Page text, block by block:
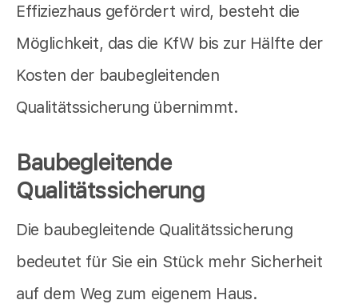
Effiziezhaus gefördert wird, besteht die
Möglichkeit, das die KfW bis zur Hälfte der
Kosten der baubegleitenden
Qualitätssicherung übernimmt.
Baubegleitende
Qualitätssicherung
Die baubegleitende Qualitätssicherung
bedeutet für Sie ein Stück mehr Sicherheit
auf dem Weg zum eigenem Haus.